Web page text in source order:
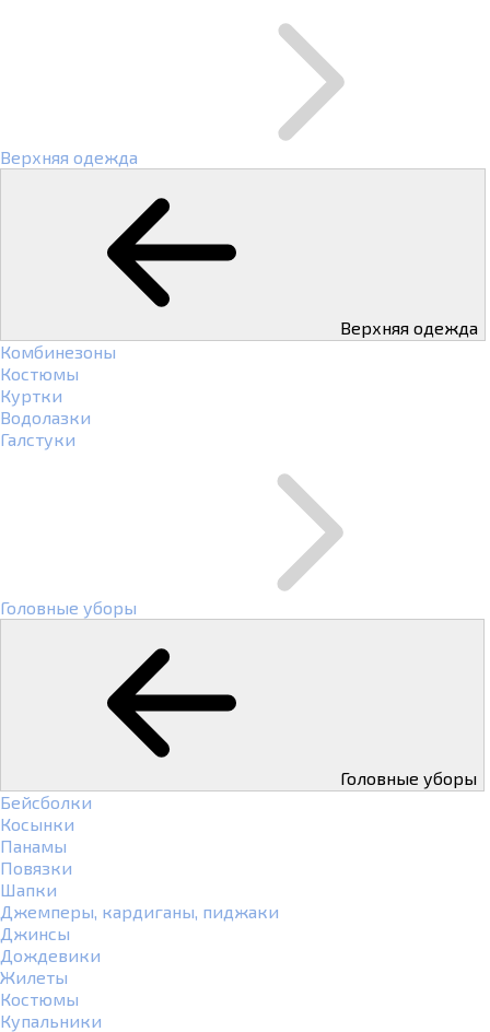
Верхняя одежда
Верхняя одежда
Комбинезоны
Костюмы
Куртки
Водолазки
Галстуки
Головные уборы
Головные уборы
Бейсболки
Косынки
Панамы
Повязки
Шапки
Джемперы, кардиганы, пиджаки
Джинсы
Дождевики
Жилеты
Костюмы
Купальники